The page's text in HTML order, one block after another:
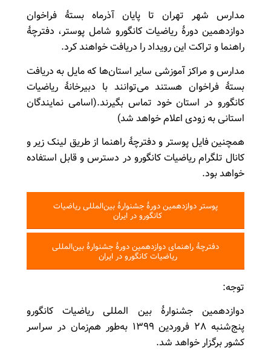
مدارس شهر تهران تا پایان آذرماه بستۀ فراخوان
دوازدهمین دورۀ ریاضیات کانگورو شامل پوستر، دفترچۀ
راهنما و تراکت این رویداد را دریافت خواهند کرد.
مدارس و مراكز آموزشی سایر استان‌ها که مایل به دریافت
بستۀ فراخوان هستند می‌توانند با دبيرخانۀ ریاضیات
كانگورو در استان خود تماس بگیرند.(اسامی نمایندگان
استانی به زودی اعلام خواهد شد)
همچنین فایل‌ پوستر و دفترچۀ راهنما از طریق لینک‌ زیر و
کانال تلگرام ریاضیات کانگورو در دسترس و قابل استفاده
خواهد بود.
پوستر دوازدهمین دورۀ جشنوارۀ بين‌المللی رياضيات
كانگورو در ايران
دفترچۀ راهنمای دوازدهمین دورۀ جشنوارۀ بين‌المللی
رياضيات كانگورو در ايران
توجه:
دوازدهمین جشنوارۀ بین المللی ریاضیات کانگورو
پنج‌شنبه ۲۸ فروردین ۱۳۹۹ به‌طور هم‌زمان در سراسر
کشور برگزار خواهد شد.